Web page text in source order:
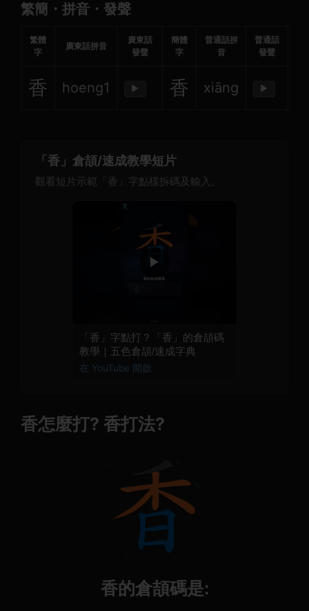
繁簡・拼音・發聲
繁體
字
廣東話拼音
廣東話
發聲
簡體
字
普通話拼
音
普通話
發聲
香 hoeng1 ▶ 香 xiāng ▶
「香」倉頡/速成教學短片
觀看短片示範「香」字點樣拆碼及輸入。
▶
「香」字點打？「香」的倉頡碼
教學｜五色倉頡/速成字典
在 YouTube 開啟
香怎麼打? 香打法?
香的倉頡碼是: